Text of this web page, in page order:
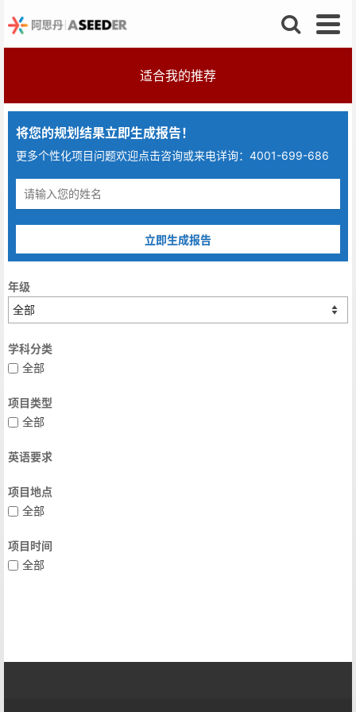
适合我的推荐
将您的规划结果立即生成报告！
更多个性化项目问题欢迎点击咨询或来电详询：4001-699-686
立即生成报告
年级
学科分类
全部
项目类型
全部
英语要求
项目地点
全部
项目时间
全部